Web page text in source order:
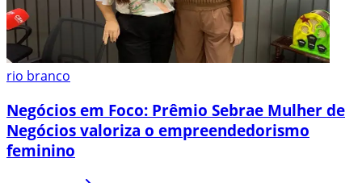
rio branco
Negócios em Foco: Prêmio Sebrae Mulher de
Negócios valoriza o empreendedorismo
feminino